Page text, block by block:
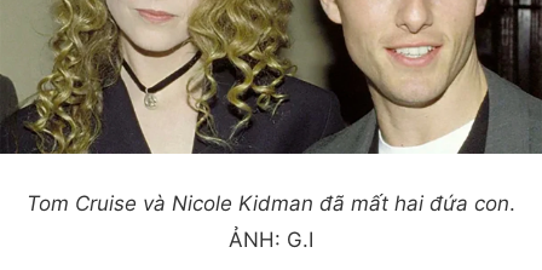
Tom Cruise và Nicole Kidman đã mất hai đứa con.
ẢNH: G.I